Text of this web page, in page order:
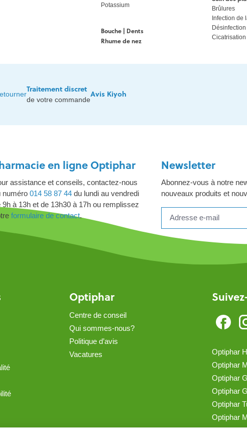
Potassium
Bouche | Dents
Rhume de nez
Brûlures
Infection de
Désinfection
Cicatrisation
Traitement discret
de votre commande
Avis Kiyoh
en ligne Optiphar
assistance et conseils, contactez-nous
numéro 014 58 87 44 du lundi au vendredi
9h à 13h et de 13h30 à 17h ou remplissez
formulaire de contact.
Newsletter
Abonnez-vous à notre
nouveaux produits et
Optiphar
Centre de conseil
Qui sommes-nous?
Politique d’avis
Vacatures
Optiphar
Optiphar
Optiphar
Optiphar
Optiphar
Optiphar